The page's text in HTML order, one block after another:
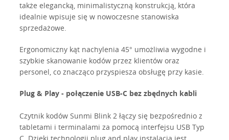
także elegancką, minimalistyczną konstrukcją, która
idealnie wpisuje się w nowoczesne stanowiska
sprzedażowe.
Ergonomiczny kąt nachylenia 45° umożliwia wygodne i
szybkie skanowanie kodów przez klientów oraz
personel, co znacząco przyspiesza obsługę przy kasie.
Plug & Play - połączenie USB-C bez zbędnych kabli
Czytnik kodów Sunmi Blink 2 łączy się bezpośrednio z
tabletami i terminalami za pomocą interfejsu USB Typ